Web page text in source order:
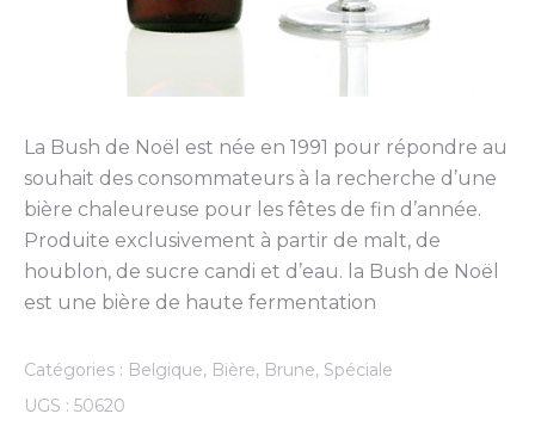
La Bush de Noël est née en 1991 pour répondre au
souhait des consommateurs à la recherche d’une
bière chaleureuse pour les fêtes de fin d’année.
Produite exclusivement à partir de malt, de
houblon, de sucre candi et d’eau. la Bush de Noël
est une bière de haute fermentation
Catégories : Belgique, Bière, Brune, Spéciale
UGS : 50620